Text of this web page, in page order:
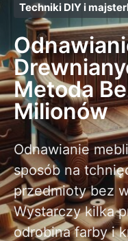
Techniki DIY i
Metoda
Milionów
Odnawianie
sposób na
przedmioty bez
Wystarczy kilka
odrobina farby i